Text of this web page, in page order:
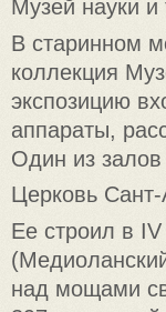
Музей науки и
В старинном
коллекция
экспозицию
аппараты,
Один из
Церковь
Ее строил в
над мощами